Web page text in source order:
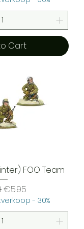
Cart
FOO Team
Price
Sale Price
€5.95
- 30%